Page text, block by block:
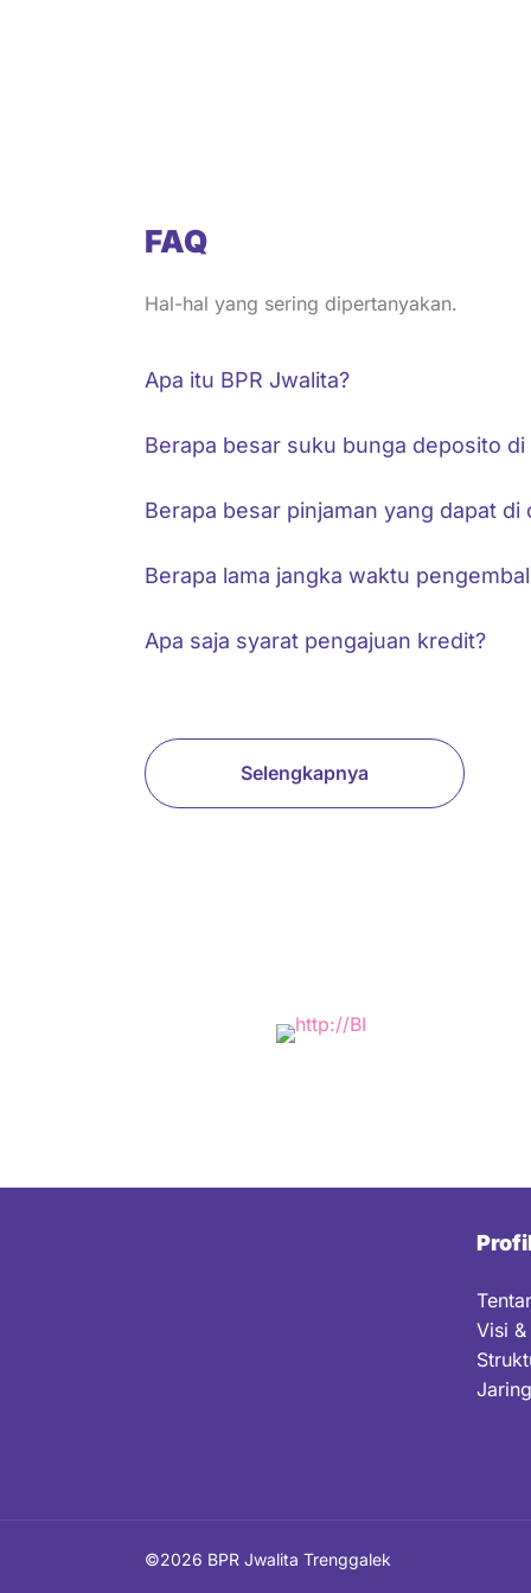
FAQ
Hal-hal yang sering dipertanyakan.
Apa itu BPR Jwalita?
Berapa besar suku bunga deposito di
Berapa besar pinjaman yang dapat di
Berapa lama jangka waktu
Apa saja syarat pengajuan kredit?
Selengkapnya
Visi &
©2026 BPR Jwalita Trenggalek